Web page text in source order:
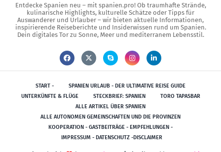
Entdecke Spanien neu – mit spanien.pro! Ob traumhafte Strände,
kulinarische Highlights, kulturelle Schätze oder Tipps für
Auswanderer und Urlauber – wir bieten aktuelle Informationen,
inspirierende Reiseberichte und Insiderwissen rund um Spanien.
Dein digitales Tor zu Sonne, Meer und mediterranem Lebensstil.
START -
SPANIEN URLAUB - DER ULTIMATIVE REISE GUIDE
UNTERKÜNFTE & FLÜGE
STECKBRIEF: SPANIEN
TORO TAPASBAR
ALLE ARTIKEL ÜBER SPANIEN
ALLE AUTONOMEN GEMEINSCHAFTEN UND DIE PROVINZEN
KOOPERATION - GASTBEITRÄGE - EMPFEHLUNGEN -
IMPRESSUM - DATENSCHUTZ -DISCLAIMER